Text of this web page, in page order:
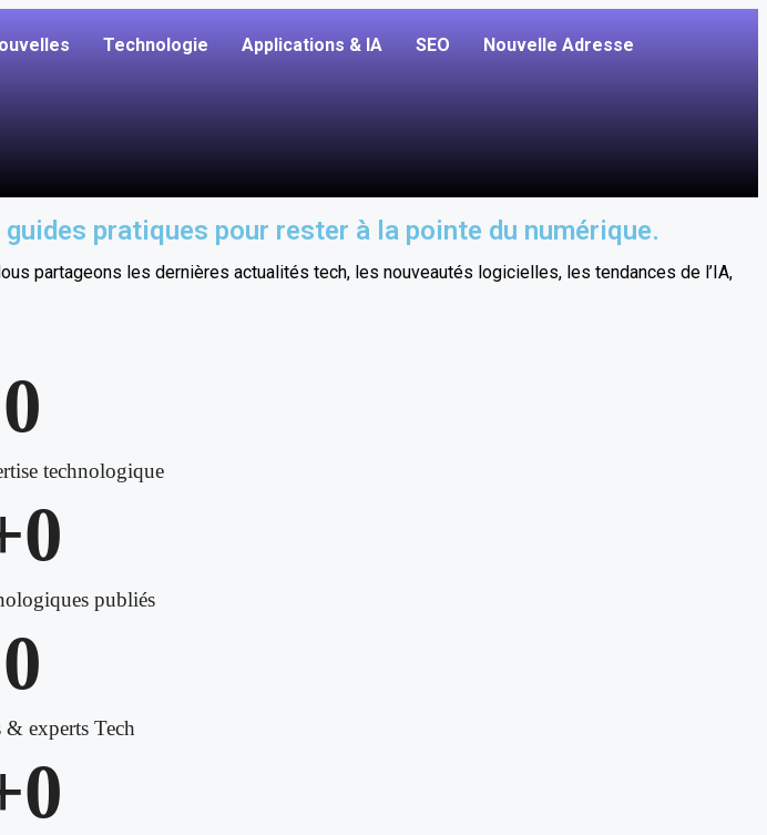
Technologie Applications & IA SEO Nouvelle Adresse
pratiques pour rester à la pointe du numérique.
partageons les dernières actualités tech, les nouveautés logicielles, les tendances de l’IA,
technologique
0
publiés
0
& experts Tech
0
0